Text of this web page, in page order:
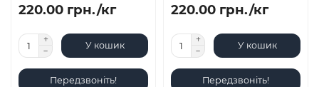
220.00 грн./кг
У кошик
Передзвоніть!
220.00 грн./кг
У кошик
Передзвоніть!